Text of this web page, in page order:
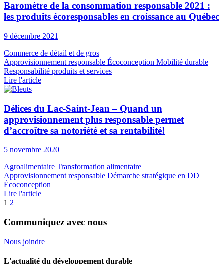
Baromètre de la consommation responsable 2021 :
les produits écoresponsables en croissance au Québec
9 décembre 2021
Commerce de détail et de gros
Approvisionnement responsable Écoconception Mobilité durable
Responsabilité produits et services
Lire l'article
Délices du Lac-Saint-Jean – Quand un
approvisionnement plus responsable permet
d’accroître sa notoriété et sa rentabilité!
5 novembre 2020
Agroalimentaire Transformation alimentaire
Approvisionnement responsable Démarche stratégique en DD
Écoconception
Lire l'article
1 2
Communiquez avec nous
Nous joindre
L'actualité du développement durable